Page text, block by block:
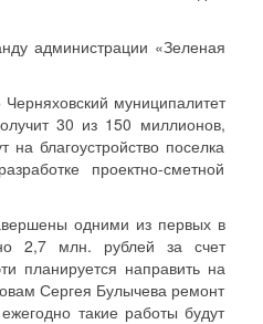
администрации «Зеленая
муниципалитет
30 из 150 миллионов,
благоустройство поселка
проектно-сметной
одними из первых в
2,7 млн. рублей за счет
планируется направить на
Сергея Булычева ремонт
такие работы будут